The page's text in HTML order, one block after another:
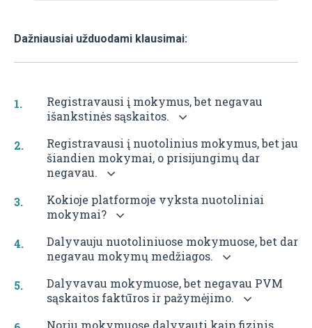
Dažniausiai užduodami klausimai:
Registravausi į mokymus, bet negavau
išankstinės sąskaitos.
Registravausi į nuotolinius mokymus, bet jau
šiandien mokymai, o prisijungimų dar
negavau.
Kokioje platformoje vyksta nuotoliniai
mokymai?
Dalyvauju nuotoliniuose mokymuose, bet dar
negavau mokymų medžiagos.
Dalyvavau mokymuose, bet negavau PVM
sąskaitos faktūros ir pažymėjimo.
Noriu mokymuose dalyvauti kaip fizinis